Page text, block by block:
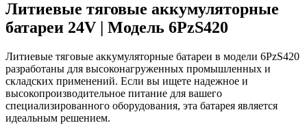
Литиевые тяговые аккумуляторные
батареи 24V | Модель 6PzS420
Литиевые тяговые аккумуляторные батареи в модели 6PzS420
разработаны для высоконагруженных промышленных и
складских применений. Если вы ищете надежное и
высокопроизводительное питание для вашего
специализированного оборудования, эта батарея является
идеальным решением.